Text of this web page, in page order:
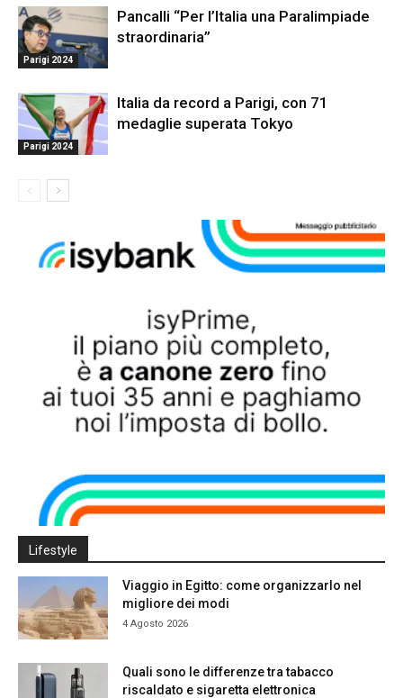
Parigi 2024
Pancalli “Per l’Italia una Paralimpiade
straordinaria”
Parigi 2024
Italia da record a Parigi, con 71
medaglie superata Tokyo
Lifestyle
Viaggio in Egitto: come organizzarlo nel
migliore dei modi
4 Agosto 2026
Quali sono le differenze tra tabacco
riscaldato e sigaretta elettronica